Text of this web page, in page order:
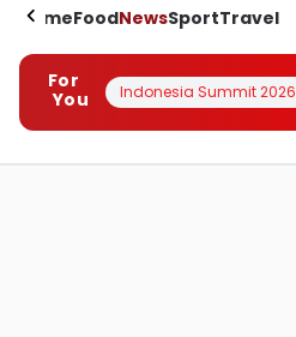
HomeFoodNewsSportTravel
For
You
Indonesia Summit 2026